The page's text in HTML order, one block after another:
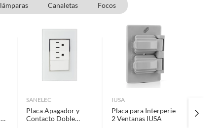
Canaletas Focos
SANELEC
Placa Apagador y
Contacto Doble
IUSA
Placa para Interperie
2 Ventanas IUSA
Socket
Focos